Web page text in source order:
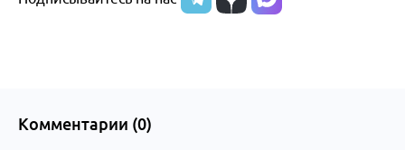
Комментарии (0)